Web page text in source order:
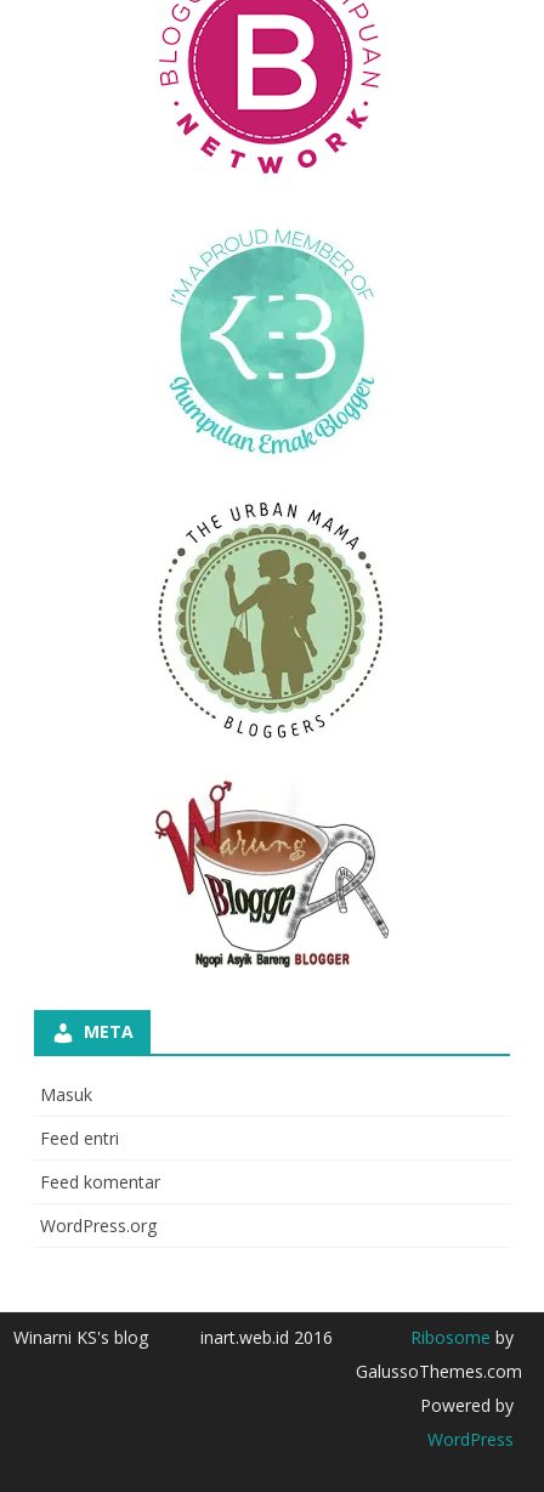
META
Masuk
Feed entri
Feed komentar
WordPress.org
Winarni KS's blog inart.web.id 2016 Ribosome by
GalussoThemes.com
Powered by
WordPress